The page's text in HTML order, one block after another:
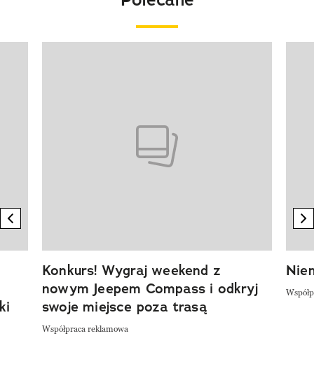
previous element
Konkurs! Wygraj weekend z
nowym Jeepem Compass i odkryj
swoje miejsce poza trasą
Współpraca reklamowa